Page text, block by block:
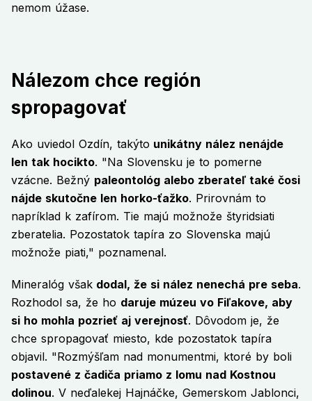
nemom úžase.
Nálezom chce región
spropagovať
Ako uviedol Ozdín, takýto unikátny nález nenájde
len tak hocikto. "Na Slovensku je to pomerne
vzácne. Bežný paleontológ alebo zberateľ také čosi
nájde skutočne len horko-ťažko. Prirovnám to
napríklad k zafírom. Tie majú možnože štyridsiati
zberatelia. Pozostatok tapíra zo Slovenska majú
možnože piati," poznamenal.
Mineralóg však dodal, že si nález nenechá pre seba.
Rozhodol sa, že ho daruje múzeu vo Fiľakove, aby
si ho mohla pozrieť aj verejnosť. Dôvodom je, že
chce spropagovať miesto, kde pozostatok tapíra
objavil. "Rozmýšľam nad monumentmi, ktoré by boli
postavené z čadiča priamo z lomu nad Kostnou
dolinou. V neďalekej Hajnáčke, Gemerskom Jablonci,